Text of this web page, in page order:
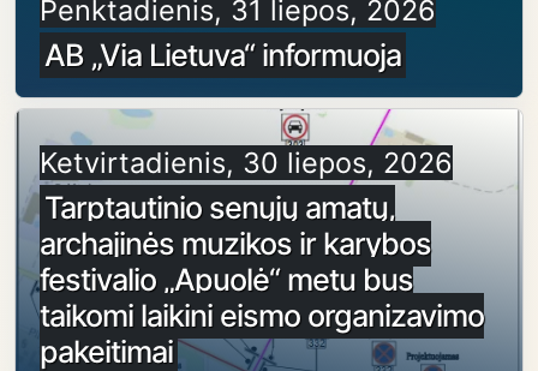
Penktadienis, 31 liepos, 2026
AB „Via Lietuva“ informuoja
Ketvirtadienis, 30 liepos, 2026
Tarptautinio senųjų amatų,
archajinės muzikos ir karybos
festivalio „Apuolė“ metu bus
taikomi laikini eismo organizavimo
pakeitimai